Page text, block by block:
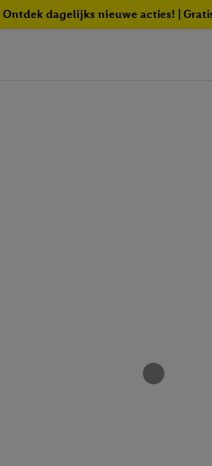
Ontdek dagelijks nieuwe acties! |